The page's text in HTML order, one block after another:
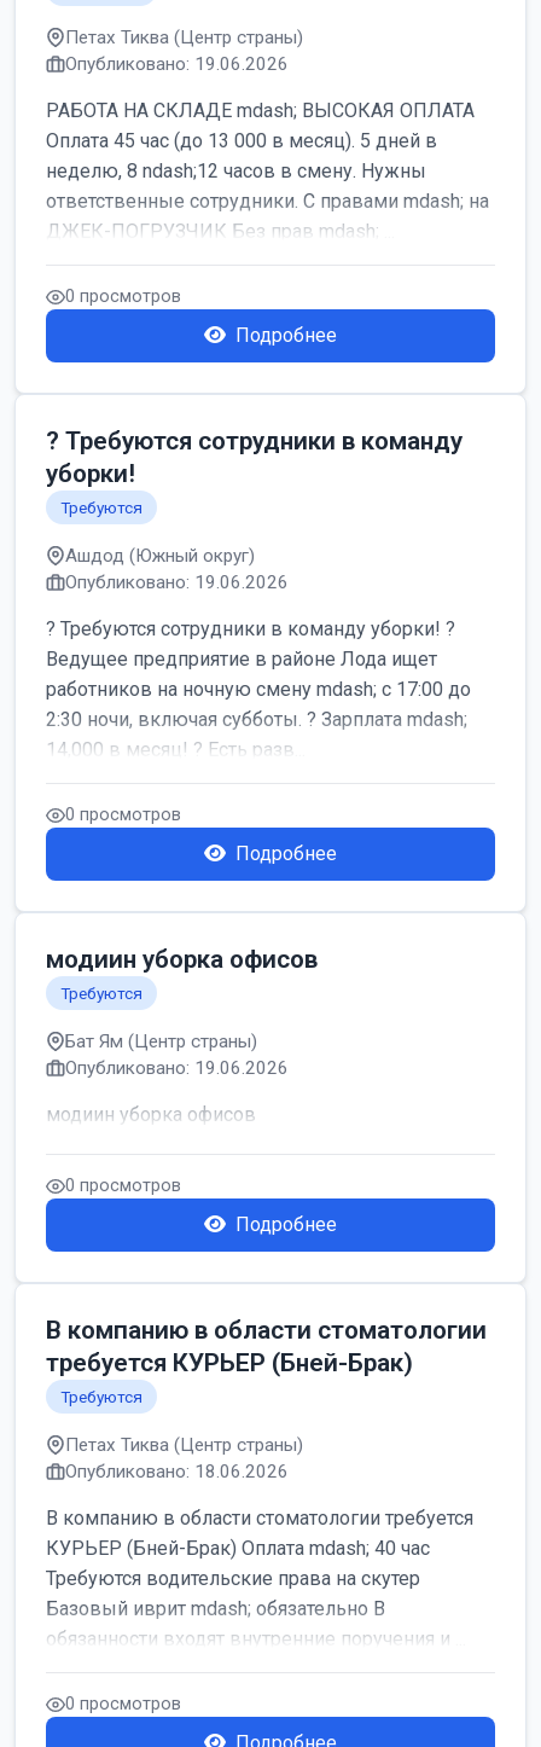
Петах Тиква (Центр страны)
Опубликовано: 19.06.2026
РАБОТА НА СКЛАДЕ mdash; ВЫСОКАЯ ОПЛАТА
Оплата 45 час (до 13 000 в месяц). 5 дней в
неделю, 8 ndash;12 часов в смену. Нужны
ответственные сотрудники. С правами mdash; на
ДЖЕК-ПОГРУЗЧИК Без прав mdash; ...
0 просмотров
Подробнее
? Требуются сотрудники в команду
уборки!
Требуются
Ашдод (Южный округ)
Опубликовано: 19.06.2026
? Требуются сотрудники в команду уборки! ?
Ведущее предприятие в районе Лода ищет
работников на ночную смену mdash; с 17:00 до
2:30 ночи, включая субботы. ? Зарплата mdash;
14,000 в месяц! ? Есть разв...
0 просмотров
Подробнее
модиин уборка офисов
Требуются
Бат Ям (Центр страны)
Опубликовано: 19.06.2026
модиин уборка офисов
0 просмотров
Подробнее
В компанию в области стоматологии
требуется КУРЬЕР (Бней-Брак)
Требуются
Петах Тиква (Центр страны)
Опубликовано: 18.06.2026
В компанию в области стоматологии требуется
КУРЬЕР (Бней-Брак) Оплата mdash; 40 час
Требуются водительские права на скутер
Базовый иврит mdash; обязательно В
обязанности входят внутренние поручения и ...
0 просмотров